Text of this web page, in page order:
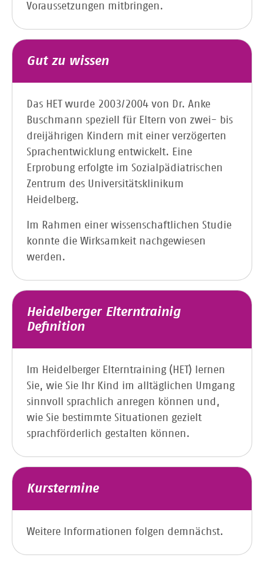
Voraussetzungen mitbringen.
Gut zu wissen
Das HET wurde 2003/2004 von Dr. Anke
Buschmann speziell für Eltern von zwei- bis
dreijährigen Kindern mit einer verzögerten
Sprachentwicklung entwickelt. Eine
Erprobung erfolgte im Sozialpädiatrischen
Zentrum des Universitätsklinikum
Heidelberg.
Im Rahmen einer wissenschaftlichen Studie
konnte die Wirksamkeit nachgewiesen
werden.
Heidelberger Elterntrainig
Definition
Im Heidelberger Elterntraining (HET) lernen
Sie, wie Sie Ihr Kind im alltäglichen Umgang
sinnvoll sprachlich anregen können und,
wie Sie bestimmte Situationen gezielt
sprachförderlich gestalten können.
Kurstermine
Weitere Informationen folgen demnächst.